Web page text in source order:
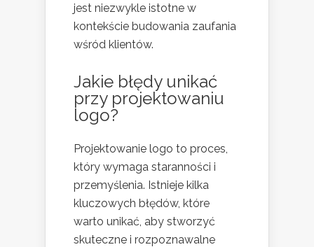
jest niezwykle istotne w
kontekście budowania zaufania
wśród klientów.
Jakie błędy unikać
przy projektowaniu
logo?
Projektowanie logo to proces,
który wymaga staranności i
przemyślenia. Istnieje kilka
kluczowych błędów, które
warto unikać, aby stworzyć
skuteczne i rozpoznawalne